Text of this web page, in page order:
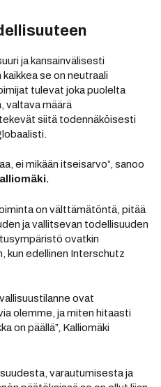
ja kansainvälisesti
se on neutraali
tulevat joka puolelta
valtava määrä
siitä todennäköisesti
ei mikään itseisarvo”, sanoo
on välttämätöntä, pitää
ja vallitsevan todellisuuden
ovatkin
kun edellinen Interschutz
ovat
olemme, ja miten hitaasti
on päällä”, Kalliomäki
varautumisesta ja